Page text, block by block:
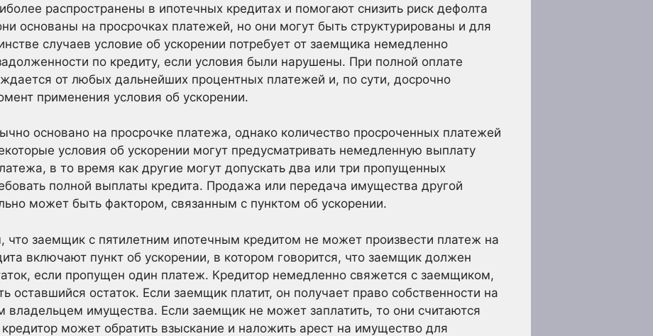
распространены в ипотечных кредитах и помогают снизить риск дефолта
основаны на просрочках платежей, но они могут быть структурированы и для
случаев условие об ускорении потребует от заемщика немедленно
по кредиту, если условия были нарушены. При полной оплате
от любых дальнейших процентных платежей и, по сути, досрочно
применения условия об ускорении.
основано на просрочке платежа, однако количество просроченных платежей
условия об ускорении могут предусматривать немедленную выплату
в то время как другие могут допускать два или три пропущенных
полной выплаты кредита. Продажа или передача имущества другой
может быть фактором, связанным с пунктом об ускорении.
заемщик с пятилетним ипотечным кредитом не может произвести платеж на
включают пункт об ускорении, в котором говорится, что заемщик должен
если пропущен один платеж. Кредитор немедленно свяжется с заемщиком,
оставшийся остаток. Если заемщик платит, он получает право собственности на
владельцем имущества. Если заемщик не может заплатить, то они считаются
может обратить взыскание и наложить арест на имущество для